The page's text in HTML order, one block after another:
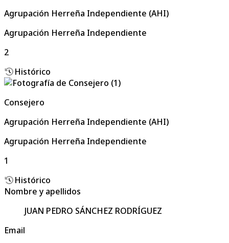
Agrupación Herreña Independiente (AHI)
Agrupación Herreña Independiente
2
Histórico
Consejero
Agrupación Herreña Independiente (AHI)
Agrupación Herreña Independiente
1
Histórico
Nombre y apellidos
JUAN PEDRO SÁNCHEZ RODRÍGUEZ
Email